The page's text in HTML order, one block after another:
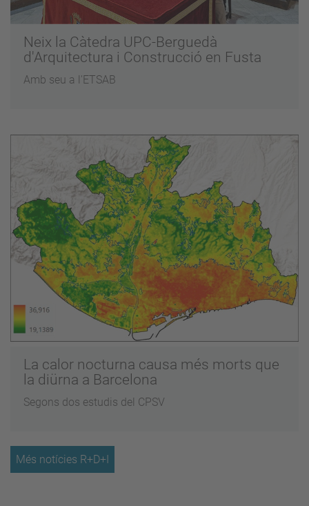
Neix la Càtedra UPC-Berguedà
d'Arquitectura i Construcció en Fusta
Amb seu a l'ETSAB
La calor nocturna causa més morts que
la diürna a Barcelona
Segons dos estudis del CPSV
Més notícies R+D+I